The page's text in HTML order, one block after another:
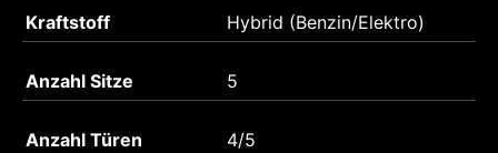
Kraftstoff Hybrid (Benzin/Elektro)
Anzahl Sitze 5
Anzahl Türen 4/5